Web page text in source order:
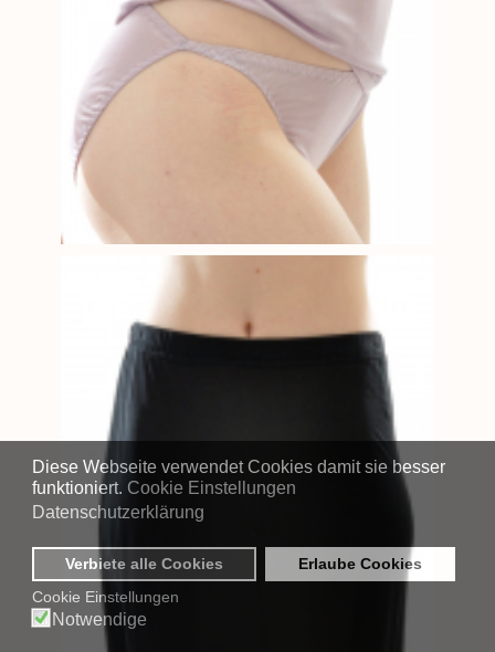
Diese Webseite verwendet Cookies damit sie besser
funktioniert. Cookie Einstellungen
Datenschutzerklärung
Verbiete alle Cookies
Erlaube Cookies
Cookie Einstellungen
Notwendige